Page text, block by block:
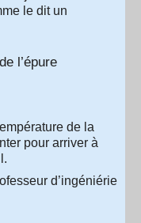
le dit un
l’épure
de la
pour arriver à
d’ingéniérie